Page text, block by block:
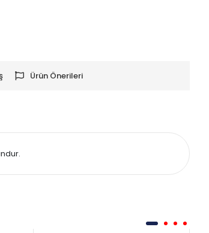
Ürün Önerileri